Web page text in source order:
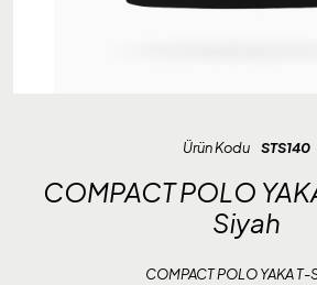
Ürün Kodu STS140
COMPACT POLO
Siyah
COMPACT POLO YAKA T-